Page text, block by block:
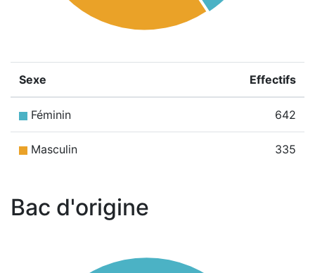
Sexe Effectifs
Féminin 642
Masculin 335
Bac d'origine